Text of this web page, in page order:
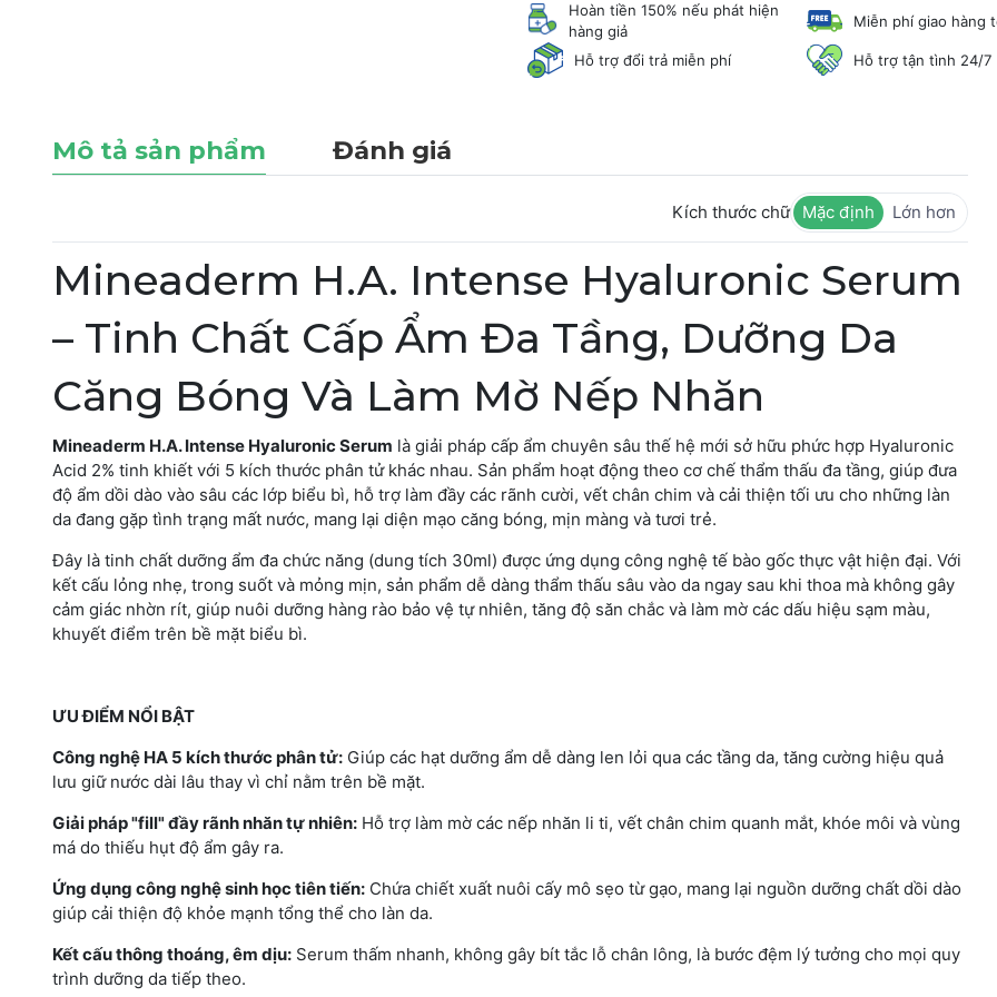
Hoàn tiền 150% nếu phát hiện
hàng giả
Miễn phí giao hàng
Hỗ trợ đổi trả miễn phí Hỗ trợ tận tình 24/7
Mô tả sản phẩm Đánh giá
Kích thước chữ Mặc định Lớn hơn
Mineaderm H.A. Intense Hyaluronic Serum
– Tinh Chất Cấp Ẩm Đa Tầng, Dưỡng Da
Căng Bóng Và Làm Mờ Nếp Nhăn
Mineaderm H.A. Intense Hyaluronic Serum là giải pháp cấp ẩm chuyên sâu thế hệ mới sở hữu phức hợp Hyaluronic
Acid 2% tinh khiết với 5 kích thước phân tử khác nhau. Sản phẩm hoạt động theo cơ chế thẩm thấu đa tầng, giúp đưa
độ ẩm dồi dào vào sâu các lớp biểu bì, hỗ trợ làm đầy các rãnh cười, vết chân chim và cải thiện tối ưu cho những làn
da đang gặp tình trạng mất nước, mang lại diện mạo căng bóng, mịn màng và tươi trẻ.
Đây là tinh chất dưỡng ẩm đa chức năng (dung tích 30ml) được ứng dụng công nghệ tế bào gốc thực vật hiện đại. Với
kết cấu lỏng nhẹ, trong suốt và mỏng mịn, sản phẩm dễ dàng thẩm thấu sâu vào da ngay sau khi thoa mà không gây
cảm giác nhờn rít, giúp nuôi dưỡng hàng rào bảo vệ tự nhiên, tăng độ săn chắc và làm mờ các dấu hiệu sạm màu,
khuyết điểm trên bề mặt biểu bì.
ƯU ĐIỂM NỔI BẬT
Công nghệ HA 5 kích thước phân tử: Giúp các hạt dưỡng ẩm dễ dàng len lỏi qua các tầng da, tăng cường hiệu quả
lưu giữ nước dài lâu thay vì chỉ nằm trên bề mặt.
Giải pháp "fill" đầy rãnh nhăn tự nhiên: Hỗ trợ làm mờ các nếp nhăn li ti, vết chân chim quanh mắt, khóe môi và vùng
má do thiếu hụt độ ẩm gây ra.
Ứng dụng công nghệ sinh học tiên tiến: Chứa chiết xuất nuôi cấy mô sẹo từ gạo, mang lại nguồn dưỡng chất dồi dào
giúp cải thiện độ khỏe mạnh tổng thể cho làn da.
Kết cấu thông thoáng, êm dịu: Serum thấm nhanh, không gây bít tắc lỗ chân lông, là bước đệm lý tưởng cho mọi quy
trình dưỡng da tiếp theo.